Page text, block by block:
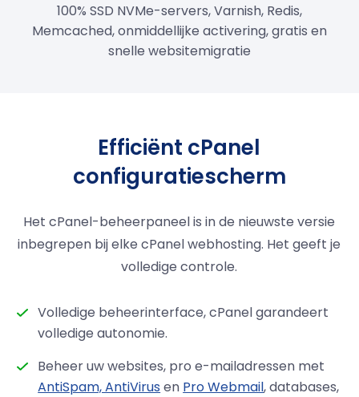
100% SSD NVMe-servers, Varnish, Redis,
Memcached, onmiddellijke activering, gratis en
snelle websitemigratie
Efficiënt cPanel
configuratiescherm
Het cPanel-beheerpaneel is in de nieuwste versie
inbegrepen bij elke cPanel webhosting. Het geeft je
volledige controle.
Volledige beheerinterface, cPanel garandeert
volledige autonomie.
Beheer uw websites, pro e-mailadressen met
AntiSpam, AntiVirus en Pro Webmail, databases,